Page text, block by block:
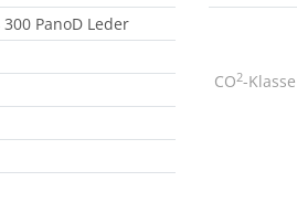
PanoD Leder
CO2-Klasse